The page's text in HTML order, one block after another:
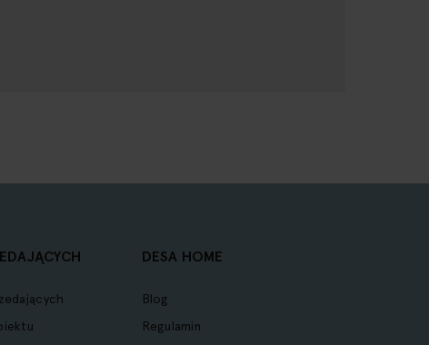
DESA HOME
Blog
Regulamin